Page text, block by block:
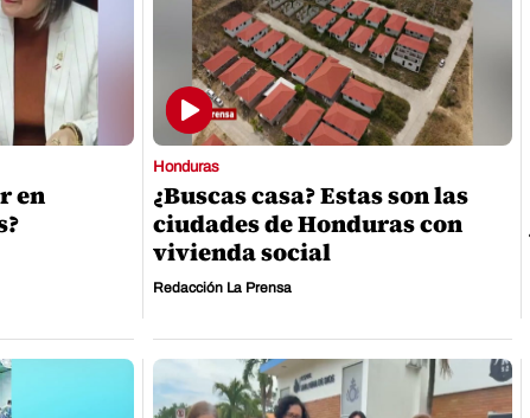
en
Honduras
¿Buscas casa? Estas son las
ciudades de Honduras con
vivienda social
Redacción La Prensa